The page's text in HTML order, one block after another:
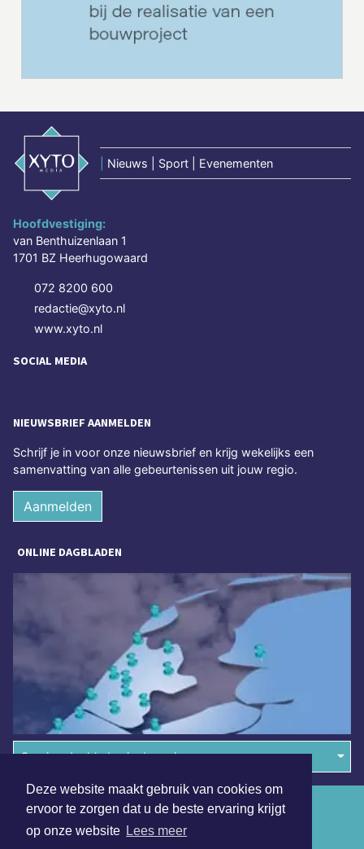
Deze website maakt gebruik van cookies om
ervoor te zorgen dat u de beste ervaring krijgt
op onze website Lees meer
Nieuws | Sport | Evenementen
Hoofdvestiging:
van Benthuizenlaan 1
1701 BZ Heerhugowaard
072 8200 600
redactie@xyto.nl
www.xyto.nl
SOCIAL MEDIA
NIEUWSBRIEF AANMELDEN
Schrijf je in voor onze nieuwsbrief en krijg wekelijks een
samenvatting van alle gebeurtenissen uit jouw regio.
Aanmelden
ONLINE DAGBLADEN
Overige dagbladen in de regio
Algemene voorwaarden
Disclaimer